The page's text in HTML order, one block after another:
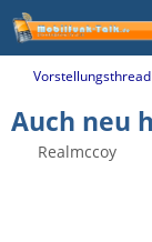
Vorstellungsthread
Auch neu
Realmccoy